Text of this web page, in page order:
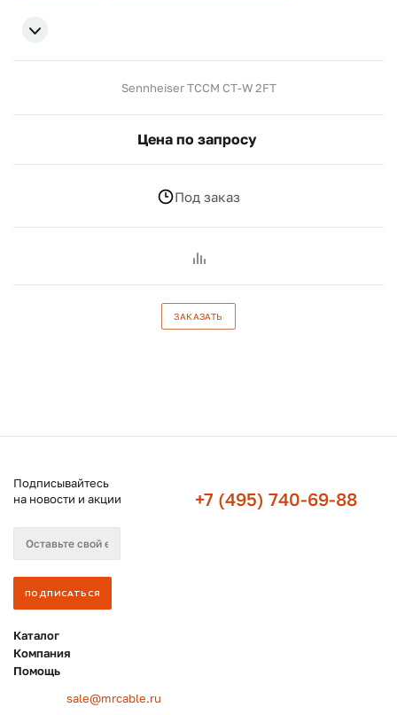
Sennheiser TCCM CT-W 2FT
Цена по запросу
Под заказ
ЗАКАЗАТЬ
Подписывайтесь
на новости и акции
+7 (495) 740-69-88
Каталог
Компания
Помощь
sale@mrcable.ru